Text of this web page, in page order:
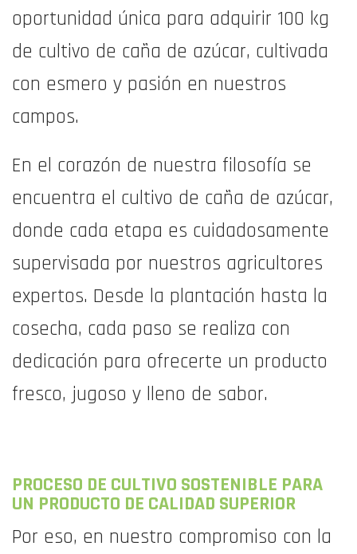
oportunidad única para adquirir 100 kg
de cultivo de caña de azúcar, cultivada
con esmero y pasión en nuestros
campos.
En el corazón de nuestra filosofía se
encuentra el cultivo de caña de azúcar,
donde cada etapa es cuidadosamente
supervisada por nuestros agricultores
expertos. Desde la plantación hasta la
cosecha, cada paso se realiza con
dedicación para ofrecerte un producto
fresco, jugoso y lleno de sabor.
PROCESO DE CULTIVO SOSTENIBLE PARA
UN PRODUCTO DE CALIDAD SUPERIOR
Por eso, en nuestro compromiso con la